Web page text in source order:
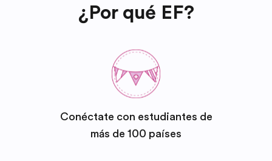
¿Por qué EF?
Conéctate con estudiantes de
más de 100 países